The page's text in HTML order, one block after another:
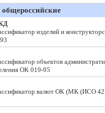
изделий и
объектов
ОК 019-95
валют ОК (МК (ИСО